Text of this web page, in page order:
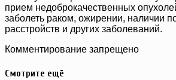
прием недоброкачественных
заболеть раком, ожирении, наличии
расстройств и других заболеваний.
Комментирование запрещено
Смотрите ещё